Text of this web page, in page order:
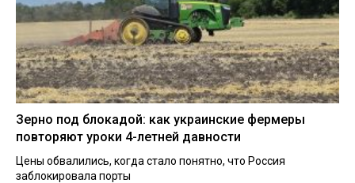
Зерно под блокадой: как украинские фермеры
повторяют уроки 4-летней давности
Цены обвалились, когда стало понятно, что Россия
заблокировала порты